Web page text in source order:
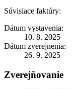
Súvisiace faktúry:
Dátum vystavenia:
10. 8. 2025
Dátum zverejnenia:
26. 9. 2025
Zverejňovanie